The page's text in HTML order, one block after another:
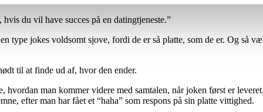
du vil have succes på en datingtjeneste.”
type jokes voldsomt sjove, fordi de er så platte, som de er. Og så
til at finde ud af, hvor den ender.
man kommer videre med samtalen, når joken først er
efter man har fået et “haha” som respons på sin platte vittighed.